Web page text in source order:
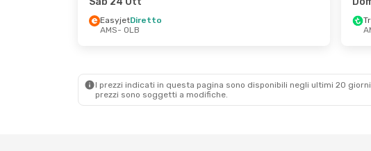
Transavia Airlines
AMS
- OLB
EasyjetDiretto
EasyjetDiretto
AMS- OLB
I prezzi indicati in questa pagina sono disponibili negli ultimi 20
prezzi sono soggetti a modifiche.